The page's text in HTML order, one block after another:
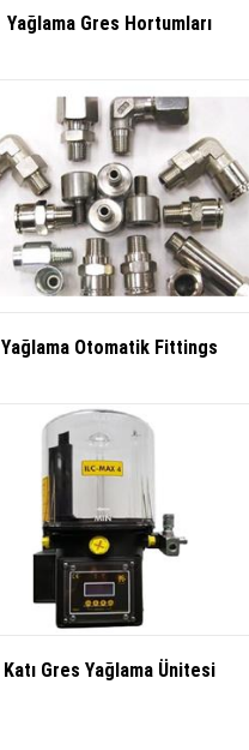
Yağlama Gres Hortumları
Yağlama Otomatik Fittings
Katı Gres Yağlama Ünitesi